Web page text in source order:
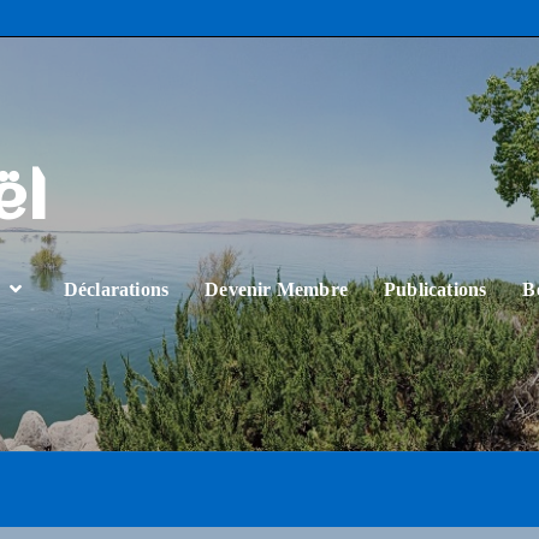
Déclarations Devenir Membre Publications